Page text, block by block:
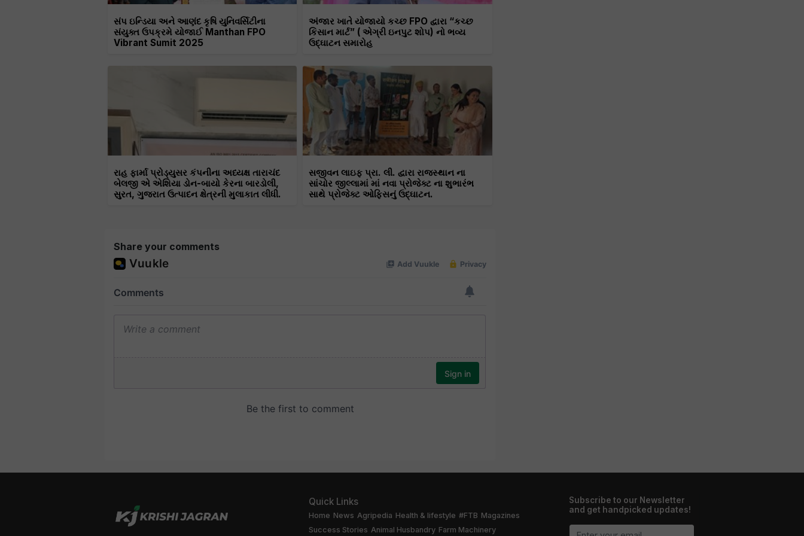
સંપ ઇન્ડિયા અને આણંદ કૃષિ યુનિવર્સિટીના
સંયુક્ત ઉપક્રમે યોજાઈ Manthan FPO
Vibrant Sumit 2025
અંજાર ખાતે યોજાયો કચ્છ FPO દ્વારા “કચ્છ
કિસાન માર્ટ” ( એગ્રી ઇનપુટ શોપ) નો ભવ્ય
ઉદ્ઘાટન સમારોહ
રાહ ફાર્મા પ્રોડ્યુસર કંપનીના અધ્યક્ષ તારાચંદ
બેલજી એ એશિયા ડોન-બાયો કેરના બારડોલી,
સુરત, ગુજરાત ઉત્પાદન ક્ષેત્રની મુલાકાત લીધી.
સજીવન લાઇફ પ્રા. લી. દ્વારા રાજસ્થાન ના
સાંચોર જીલ્લામાં માં નવા પ્રોજેક્ટ ના શુભારંભ
સાથે પ્રોજેક્ટ ઓફિસનું ઉદ્ઘાટન.
Share your comments
Quick Links
Home News Agripedia Health & lifestyle #FTB Magazines
Success Stories Animal Husbandry Farm Machinery
Subscribe to our Newsletter
and get handpicked updates!